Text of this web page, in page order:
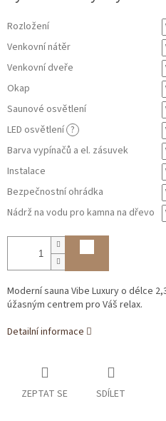
Rozložení
Venkovní nátěr
Venkovní dveře
Okap
Saunové osvětlení
LED osvětlení ?
Barva vypínačů a el. zásuvek
Instalace
Bezpečnostní ohrádka
Nádrž na vodu pro kamna na dřevo
Moderní sauna Vibe Luxury o délce
úžasným centrem pro Váš relax.
Detailní informace
ZEPTAT SE SDÍLET